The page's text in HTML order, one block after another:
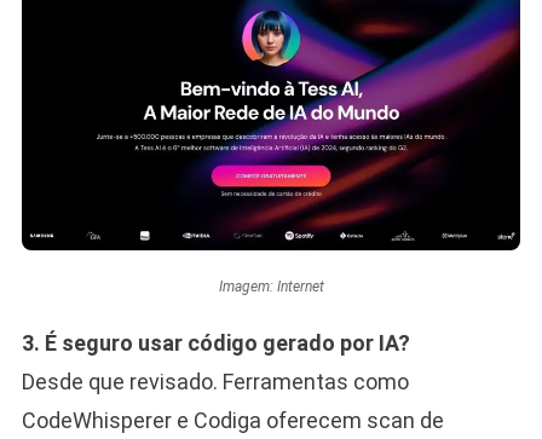
Imagem: Internet
3. É seguro usar código gerado por IA?
Desde que revisado. Ferramentas como
CodeWhisperer e Codiga oferecem scan de